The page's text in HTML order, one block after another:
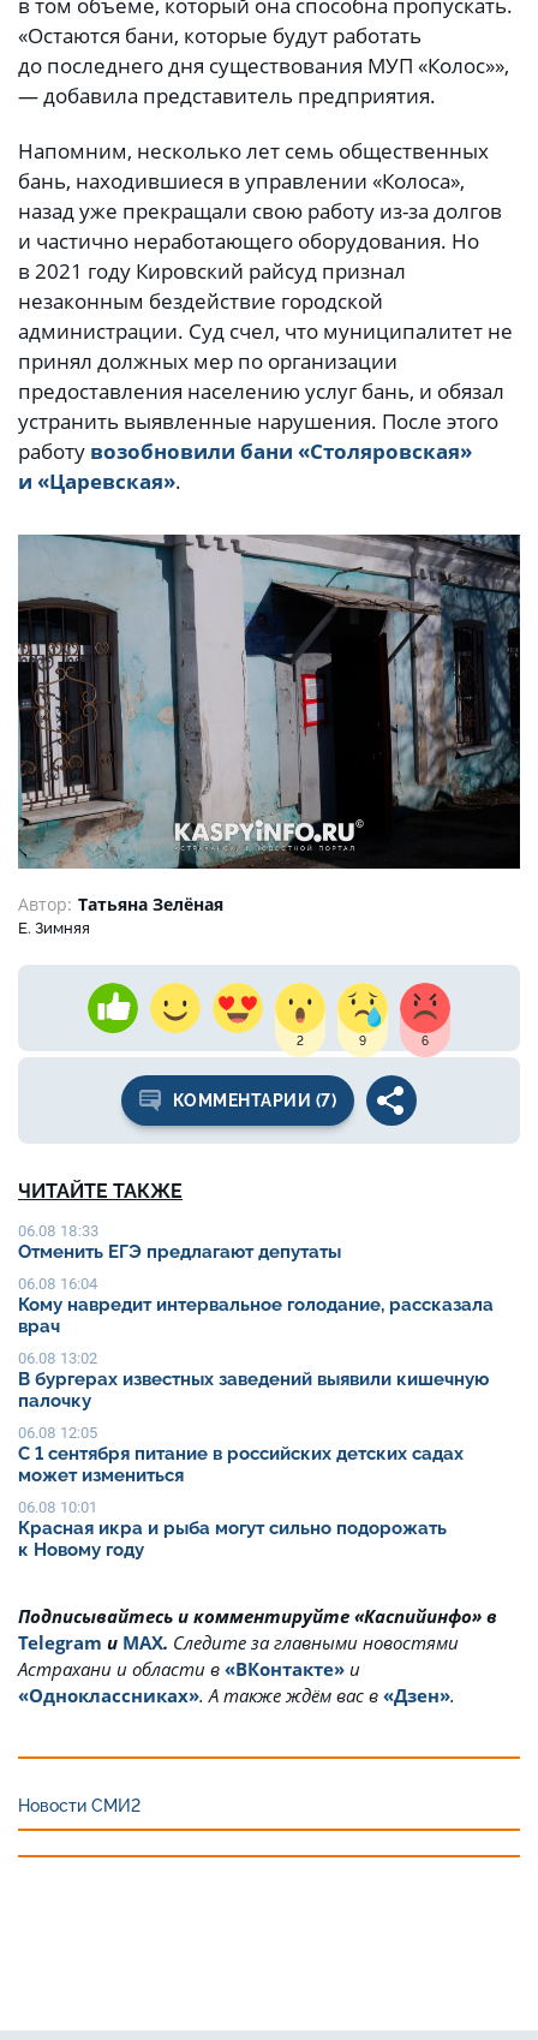
в том объеме, который она способна пропускать.
«Остаются бани, которые будут работать
до последнего дня существования МУП «Колос»»,
— добавила представитель предприятия.
Напомним, несколько лет семь общественных
бань, находившиеся в управлении «Колоса»,
назад уже прекращали свою работу из-за долгов
и частично неработающего оборудования. Но
в 2021 году Кировский райсуд признал
незаконным бездействие городской
администрации. Суд счел, что муниципалитет не
принял должных мер по организации
предоставления населению услуг бань, и обязал
устранить выявленные нарушения. После этого
работу возобновили бани «Столяровская»
и «Царевская».
Автор: Татьяна Зелёная
Е. Зимняя
2 9 6
КОММЕНТАРИИ (7)
ЧИТАЙТЕ ТАКЖЕ
06.08 18:33
Отменить ЕГЭ предлагают депутаты
06.08 16:04
Кому навредит интервальное голодание, рассказала
врач
06.08 13:02
В бургерах известных заведений выявили кишечную
палочку
06.08 12:05
С 1 сентября питание в российских детских садах
может измениться
06.08 10:01
Красная икра и рыба могут сильно подорожать
к Новому году
Подписывайтесь и комментируйте «Каспийинфо» в
Telegram и MAX. Cледите за главными новостями
Астрахани и области в «ВКонтакте» и
«Одноклассниках». А также ждём вас в «Дзен».
Новости СМИ2